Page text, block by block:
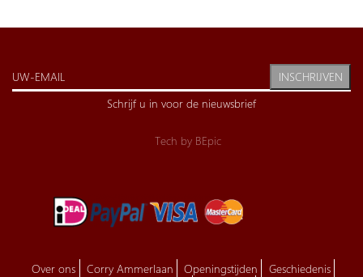
INSCHRIJVEN
Schrijf u in voor de nieuwsbrief
Tech by BEpic
Over ons Corry Ammerlaan Openingstijden Geschiedenis